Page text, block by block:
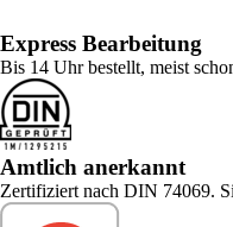
Express Bearbeitung
Bis 14 Uhr bestellt, meist
Amtlich anerkannt
Zertifiziert nach DIN 74069.